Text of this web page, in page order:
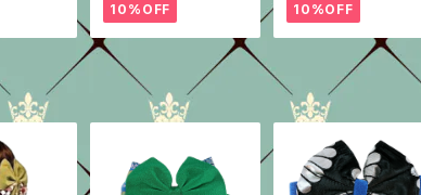
10%OFF 10%OFF